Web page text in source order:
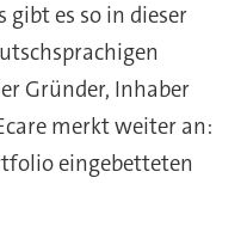
gibt es so in dieser
Gründer, Inhaber
merkt weiter an:
eingebetteten